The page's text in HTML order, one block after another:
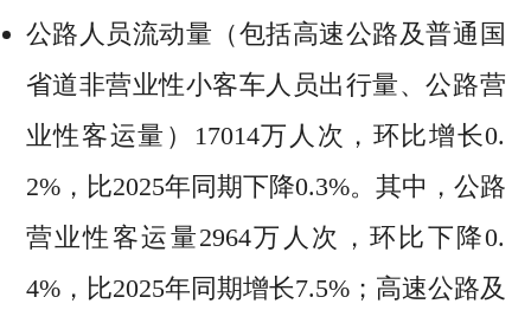
公路人员流动量（包括高速公路及普通国
省道非营业性小客车人员出行量、公路营
业性客运量）17014万人次，环比增长0.
2%，比2025年同期下降0.3%。其中，公路
营业性客运量2964万人次，环比下降0.
4%，比2025年同期增长7.5%；高速公路及